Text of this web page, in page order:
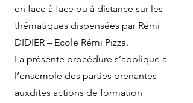
en face à face ou à distance sur les
thématiques dispensées par Rémi
DIDIER – Ecole Rémi Pizza.
La présente procédure s’applique à
l’ensemble des parties prenantes
auxdites actions de formation